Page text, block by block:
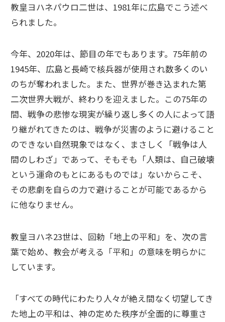
教皇ヨハネパウロ二世は、1981年に広島でこう述べ
られました。
今年、2020年は、節目の年でもあります。75年前の
1945年、広島と長崎で核兵器が使用され数多くのい
のちが奪われました。また、世界が巻き込まれた第
二次世界大戦が、終わりを迎えました。この75年の
間、戦争の悲惨な現実が繰り返し多くの人によって語
り継がれてきたのは、戦争が災害のように避けること
のできない自然現象ではなく、まさしく「戦争は人
間のしわざ」であって、そもそも「人類は、自己破壊
という運命のもとにあるものでは」ないからこそ、
その悲劇を自らの力で避けることが可能であるから
に他なりません。
教皇ヨハネ23世は、回勅「地上の平和」を、次の言
葉で始め、教会が考える「平和」の意味を明らかに
しています。
「すべての時代にわたり人々が絶え間なく切望してき
た地上の平和は、神の定めた秩序が全面的に尊重さ